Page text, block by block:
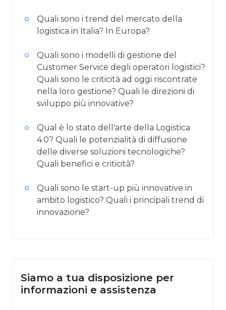
Quali sono i trend del mercato della
logistica in Italia? In Europa?
Quali sono i modelli di gestione del
Customer Service degli operatori logistici?
Quali sono le criticità ad oggi riscontrate
nella loro gestione? Quali le direzioni di
sviluppo più innovative?
Qual è lo stato dell'arte della Logistica
4.0? Quali le potenzialità di diffusione
delle diverse soluzioni tecnologiche?
Quali benefici e criticità?
Quali sono le start-up più innovative in
ambito logistico? Quali i principali trend di
innovazione?
Siamo a tua disposizione per
informazioni e assistenza